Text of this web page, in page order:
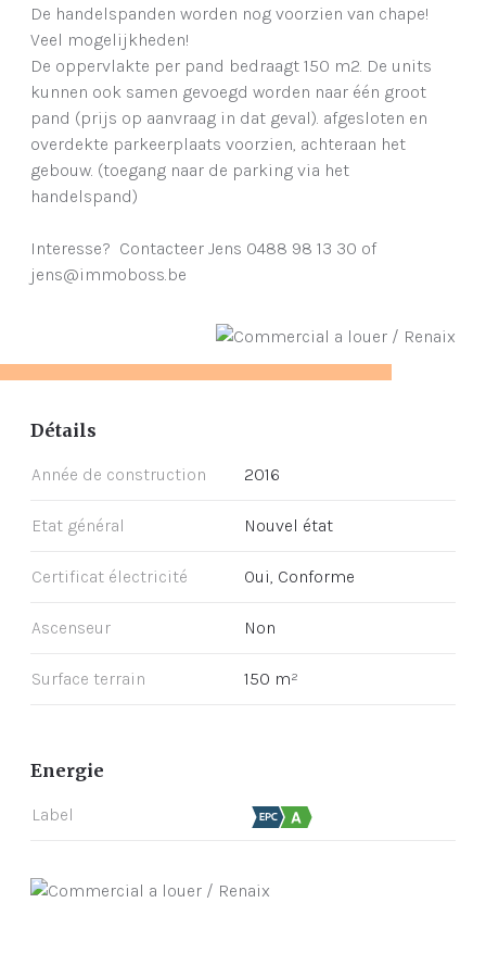
De handelspanden worden nog voorzien van chape!
Veel mogelijkheden!
De oppervlakte per pand bedraagt 150 m2. De units
kunnen ook samen gevoegd worden naar één groot
pand (prijs op aanvraag in dat geval). afgesloten en
overdekte parkeerplaats voorzien, achteraan het
gebouw. (toegang naar de parking via het
handelspand)
Interesse? Contacteer Jens 0488 98 13 30 of
jens@immoboss.be
Détails
Année de construction 2016
Etat général Nouvel état
Certificat électricité Oui, Conforme
Ascenseur Non
Surface terrain 150 m²
Energie
Label